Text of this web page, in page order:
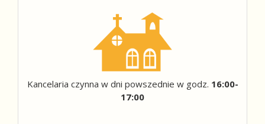
Kancelaria czynna w dni powszednie w godz. 16:00-
17:00